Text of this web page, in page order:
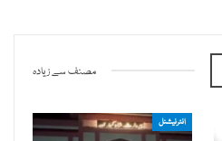
مصنف سے زیادہ
انٹرنیشنل